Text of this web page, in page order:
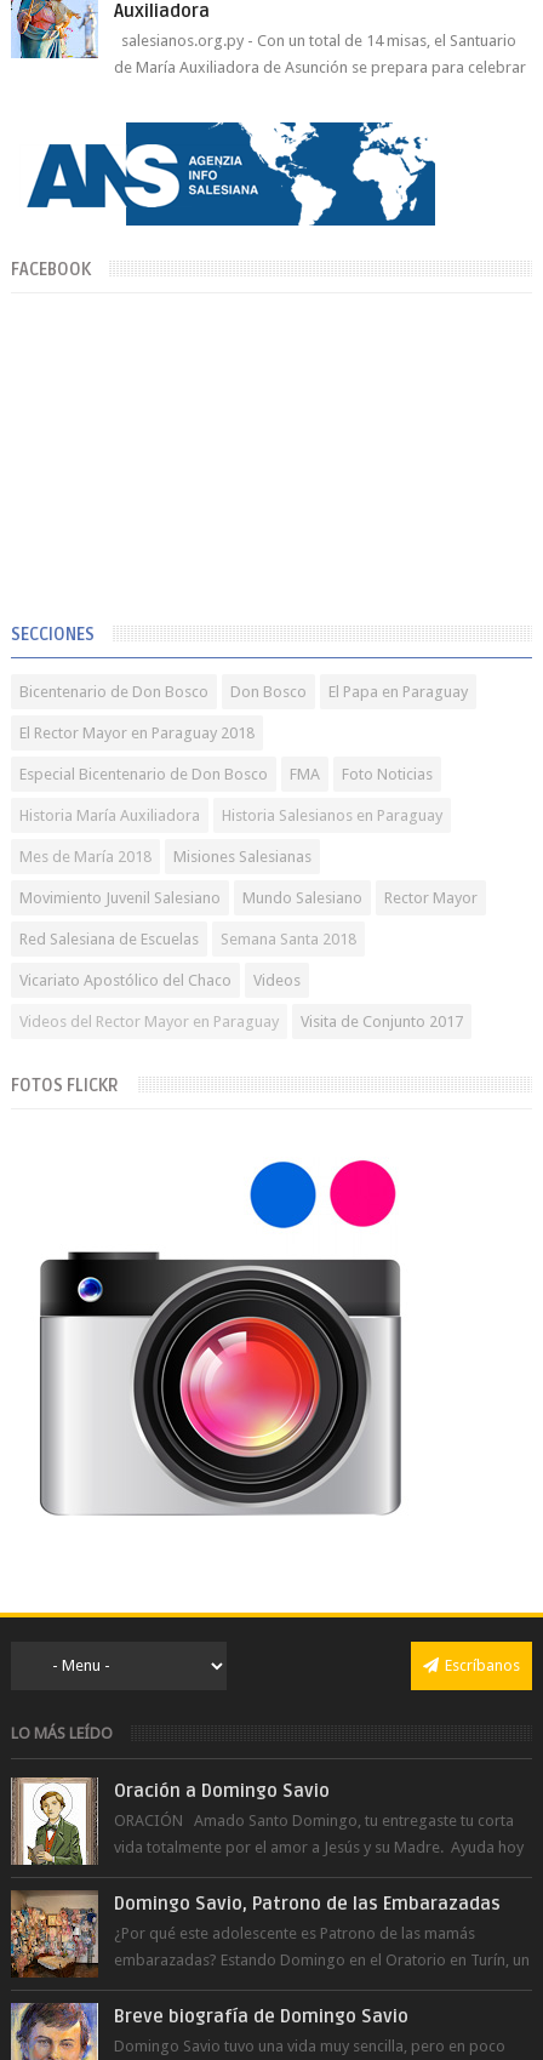
Auxiliadora
salesianos.org.py - Con un total de 14 misas, el Santuario
de María Auxiliadora de Asunción se prepara para celebrar
FACEBOOK
SECCIONES
Bicentenario de Don Bosco Don Bosco El Papa en Paraguay
El Rector Mayor en Paraguay 2018
Especial Bicentenario de Don Bosco FMA Foto Noticias
Historia María Auxiliadora Historia Salesianos en Paraguay
Mes de María 2018 Misiones Salesianas
Movimiento Juvenil Salesiano Mundo Salesiano Rector Mayor
Red Salesiana de Escuelas Semana Santa 2018
Vicariato Apostólico del Chaco Videos
Videos del Rector Mayor en Paraguay Visita de Conjunto 2017
FOTOS FLICKR
Escríbanos
LO MÁS LEÍDO
Oración a Domingo Savio
ORACIÓN Amado Santo Domingo, tu entregaste tu corta
vida totalmente por el amor a Jesús y su Madre. Ayuda hoy
a la juventud para ...
Domingo Savio, Patrono de las Embarazadas
¿Por qué este adolescente es Patrono de las mamás
embarazadas? Estando Domingo en el Oratorio en Turín, un
día le pide a Don Bosco...
Breve biografía de Domingo Savio
Domingo Savio tuvo una vida muy sencilla, pero en poco